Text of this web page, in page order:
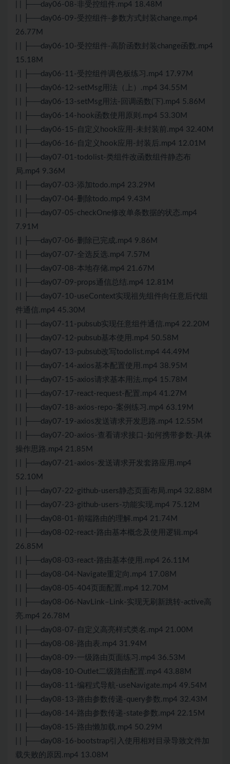
| | ├──day06-08-非受控组件.mp4 18.48M
| | ├──day06-09-受控组件-参数方式封装change.mp4
26.77M
| | ├──day06-10-受控组件-高阶函数封装change函数.mp4
15.18M
| | ├──day06-11-受控组件调色板练习.mp4 17.97M
| | ├──day06-12-setMsg用法（上）.mp4 34.55M
| | ├──day06-13-setMsg用法-回调函数(下).mp4 5.86M
| | ├──day06-14-hook函数使用原则.mp4 53.30M
| | ├──day06-15-自定义hook应用-未封装前.mp4 32.40M
| | ├──day06-16-自定义hook应用-封装后.mp4 12.01M
| | ├──day07-01-todolist-类组件改函数组件静态布
局.mp4 9.36M
| | ├──day07-03-添加todo.mp4 23.29M
| | ├──day07-04-删除todo.mp4 9.43M
| | ├──day07-05-checkOne修改单条数据的状态.mp4
7.91M
| | ├──day07-06-删除已完成.mp4 9.86M
| | ├──day07-07-全选反选.mp4 7.57M
| | ├──day07-08-本地存储.mp4 21.67M
| | ├──day07-09-props通信总结.mp4 12.81M
| | ├──day07-10-useContext实现祖先组件向任意后代组
件通信.mp4 45.30M
| | ├──day07-11-pubsub实现任意组件通信.mp4 22.20M
| | ├──day07-12-pubsub基本使用.mp4 50.58M
| | ├──day07-13-pubsub改写todolist.mp4 44.49M
| | ├──day07-14-axios基本配置使用.mp4 38.95M
| | ├──day07-15-axios请求基本用法.mp4 15.78M
| | ├──day07-17-react-request-配置.mp4 41.27M
| | ├──day07-18-axios-repo-案例练习.mp4 63.19M
| | ├──day07-19-axios发送请求开发思路.mp4 12.55M
| | ├──day07-20-axios-查看请求接口-如何携带参数-具体
操作思路.mp4 21.85M
| | ├──day07-21-axios-发送请求开发套路应用.mp4
52.10M
| | ├──day07-22-github-users静态页面布局.mp4 32.88M
| | ├──day07-23-github-users-功能实现.mp4 75.12M
| | ├──day08-01-前端路由的理解.mp4 21.74M
| | ├──day08-02-react-路由基本概念及使用逻辑.mp4
26.85M
| | ├──day08-03-react-路由基本使用.mp4 26.11M
| | ├──day08-04-Navigate重定向.mp4 17.08M
| | ├──day08-05-404页面配置.mp4 12.70M
| | ├──day08-06-Nav Link– Link-实现无刷新跳转-active高
亮.mp4 26.78M
| | ├──day08-07-自定义高亮样式类名.mp4 21.00M
| | ├──day08-08-路由表.mp4 31.94M
| | ├──day08-09-一级路由页面练习.mp4 36.53M
| | ├──day08-10-Outlet二级路由配置.mp4 43.88M
| | ├──day08-11-编程式导航-useNavigate.mp4 49.54M
| | ├──day08-13-路由参数传递-query参数.mp4 32.43M
| | ├──day08-14-路由参数传递-state参数.mp4 22.15M
| | ├──day08-15-路由懒加载.mp4 50.29M
| | ├──day08-16-bootstrap引入使用相对目录导致文件加
载失败的原因.mp4 13.08M